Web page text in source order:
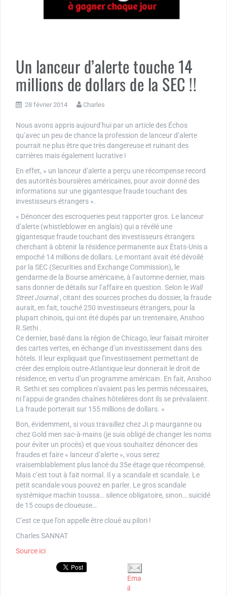
Un lanceur d’alerte touche 14
millions de dollars de la SEC !!
28 février 2014 Charles
Nous avons appris aujourd’hui par un article des Échos
qu’avec un peu de chance la profession de lanceur d’alerte
pourrait ne plus être que très dangereuse et ruinant des
carrières mais également lucrative !
En effet, » un lanceur d’alerte a perçu une récompense record
des autorités boursières américaines, pour avoir donné des
informations sur une gigantesque fraude touchant des
investisseurs étrangers ».
« Dénoncer des escroqueries peut rapporter gros. Le lanceur
d’alerte (whistleblower en anglais) qui a révélé une
gigantesque fraude touchant des investisseurs étrangers
cherchant à obtenir la résidence permanente aux États-Unis a
empoché 14 millions de dollars. Le montant avait été dévoilé
par la SEC (Securities and Exchange Commission), le
gendarme de la Bourse américaine, à l’automne dernier, mais
sans donner de détails sur l’affaire en question. Selon le Wall
Street Journal, citant des sources proches du dossier, la fraude
aurait, en fait, touché 250 investisseurs étrangers, pour la
plupart chinois, qui ont été dupés par un trentenaire, Anshoo
R.Sethi .
Ce dernier, basé dans la région de Chicago, leur faisait miroiter
des cartes vertes, en échange d’un investissement dans des
hôtels. Il leur expliquait que l’investissement permettant de
créer des emplois outre-Atlantique leur donnerait le droit de
résidence, en vertu d’un programme américain. En fait, Anshoo
R. Sethi et ses complices n’avaient pas les permis nécessaires,
ni l’appui de grandes chaînes hôtelières dont ils se prévalaient.
La fraude porterait sur 155 millions de dollars. »
Bon, évidemment, si vous travaillez chez Ji.p maurganne ou
chez Gold men sac-à-mains (je suis obligé de changer les noms
pour éviter un procès) et que vous souhaitez dénoncer des
fraudes et faire « lanceur d’alerte », vous serez
vraisemblablement plus lancé du 35e étage que récompensé.
Mais c’est tout à fait normal. Il y a scandale et scandale. Le
petit scandale vous pouvez en parler. Le gros scandale
systémique machin toussa… silence obligatoire, sinon… suicidé
de 15 coups de cloueuse…
C’est ce que l’on appelle être cloué au pilori !
Charles SANNAT
Source ici
Ema
il